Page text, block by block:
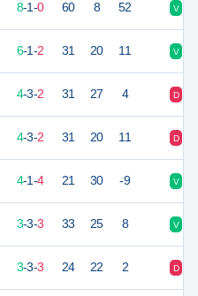
8-1-0 60 8 52 V
6-1-2 31 20 11 V
4-3-2 31 27 4 D
4-3-2 31 20 11 D
4-1-4 21 30 -9 V
3-3-3 33 25 8 V
3-3-3 24 22 2 D